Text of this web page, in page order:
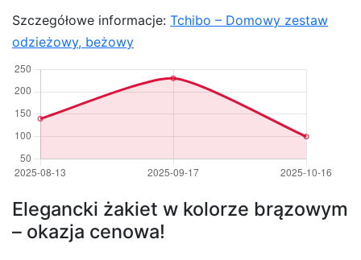
Szczegółowe informacje: Tchibo – Domowy zestaw
odzieżowy, beżowy
Elegancki żakiet w kolorze brązowym
– okazja cenowa!